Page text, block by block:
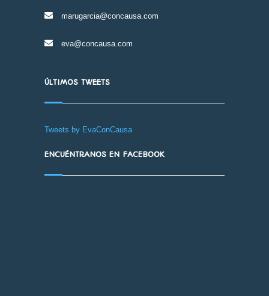
marugarcia@concausa.com
eva@concausa.com
ÚLTIMOS TWEETS
Tweets by EvaConCausa
ENCUÉNTRANOS EN FACEBOOK